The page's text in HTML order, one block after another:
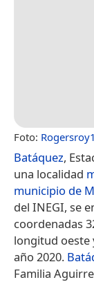
Foto:
Batáquez,
una localidad
municipio de
del INEGI, se
coordenadas
longitud oeste
año 2020.
Familia